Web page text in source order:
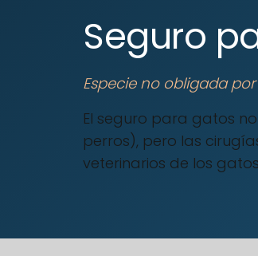
Seguro
Especie no obligada
El seguro para gatos
perros), pero las
veterinarios de los